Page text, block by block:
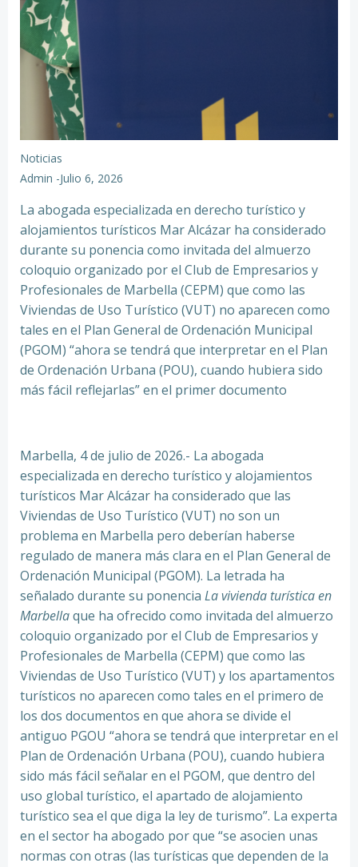
Noticias
Admin -Julio 6, 2026
La abogada especializada en derecho turístico y
alojamientos turísticos Mar Alcázar ha considerado
durante su ponencia como invitada del almuerzo
coloquio organizado por el Club de Empresarios y
Profesionales de Marbella (CEPM) que como las
Viviendas de Uso Turístico (VUT) no aparecen como
tales en el Plan General de Ordenación Municipal
(PGOM) “ahora se tendrá que interpretar en el Plan
de Ordenación Urbana (POU), cuando hubiera sido
más fácil reflejarlas” en el primer documento
Marbella, 4 de julio de 2026.- La abogada
especializada en derecho turístico y alojamientos
turísticos Mar Alcázar ha considerado que las
Viviendas de Uso Turístico (VUT) no son un
problema en Marbella pero deberían haberse
regulado de manera más clara en el Plan General de
Ordenación Municipal (PGOM). La letrada ha
señalado durante su ponencia La vivienda turística en
Marbellaque ha ofrecido como invitada del almuerzo
coloquio organizado por el Club de Empresarios y
Profesionales de Marbella (CEPM) que como las
Viviendas de Uso Turístico (VUT) y los apartamentos
turísticos no aparecen como tales en el primero de
los dos documentos en que ahora se divide el
antiguo PGOU “ahora se tendrá que interpretar en el
Plan de Ordenación Urbana (POU), cuando hubiera
sido más fácil señalar en el PGOM, que dentro del
uso global turístico, el apartado de alojamiento
turístico sea el que diga la ley de turismo”. La experta
en el sector ha abogado por que “se asocien unas
normas con otras (las turísticas que dependen de la